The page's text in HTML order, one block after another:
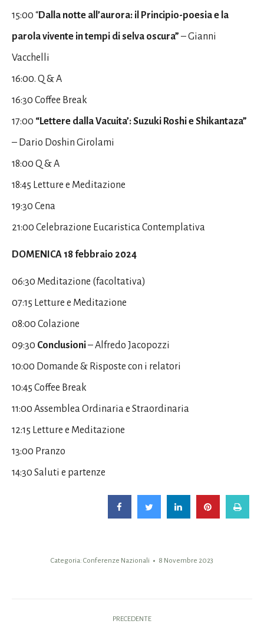
15:00 “Dalla notte all’aurora: il Principio-poesia e la
parola vivente in tempi di selva oscura” – Gianni
Vacchelli
16:00. Q & A
16:30 Coffee Break
17:00 “Lettere dalla Vacuita’: Suzuki Roshi e Shikantaza”
– Dario Doshin Girolami
18:00 Q & A
18:45 Letture e Meditazione
19:30 Cena
21:00 Celebrazione Eucaristica Contemplativa
DOMENICA 18 febbraio 2024
06:30 Meditazione (facoltativa)
07:15 Letture e Meditazione
08:00 Colazione
09:30 Conclusioni– Alfredo Jacopozzi
10:00 Domande & Risposte con i relatori
10:45 Coffee Break
11:00 Assemblea Ordinaria e Straordinaria
12:15 Letture e Meditazione
13:00 Pranzo
14:30 Saluti e partenze
Categoria: Conferenze Nazionali 8 Novembre 2023
PRECEDENTE